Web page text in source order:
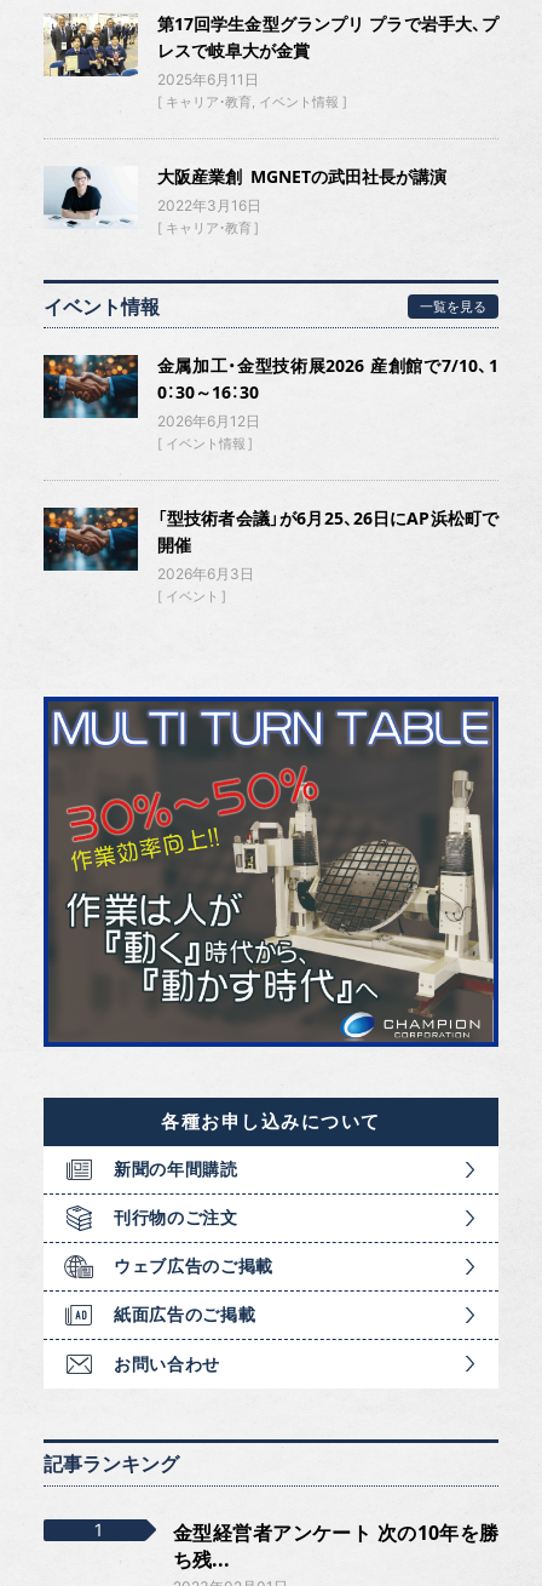
第17回学生金型グランプリ プラで岩手大、プ
レスで岐阜大が金賞
2025年6月11日
キャリア・教育 イベント情報
大阪産業創 MGNETの武田社長が講演
2022年3月16日
キャリア・教育
イベント情報 一覧を見る
金属加工・金型技術展2026 産創館で7/10、1
0：30～16：30
2026年6月12日
イベント情報
「型技術者会議」が6月25、26日にAP浜松町で
開催
2026年6月3日
イベント
各種お申し込みについて
新聞の年間購読
刊行物のご注文
ウェブ広告のご掲載
紙面広告のご掲載
お問い合わせ
記事ランキング
金型経営者アンケート 次の10年を勝
ち残...